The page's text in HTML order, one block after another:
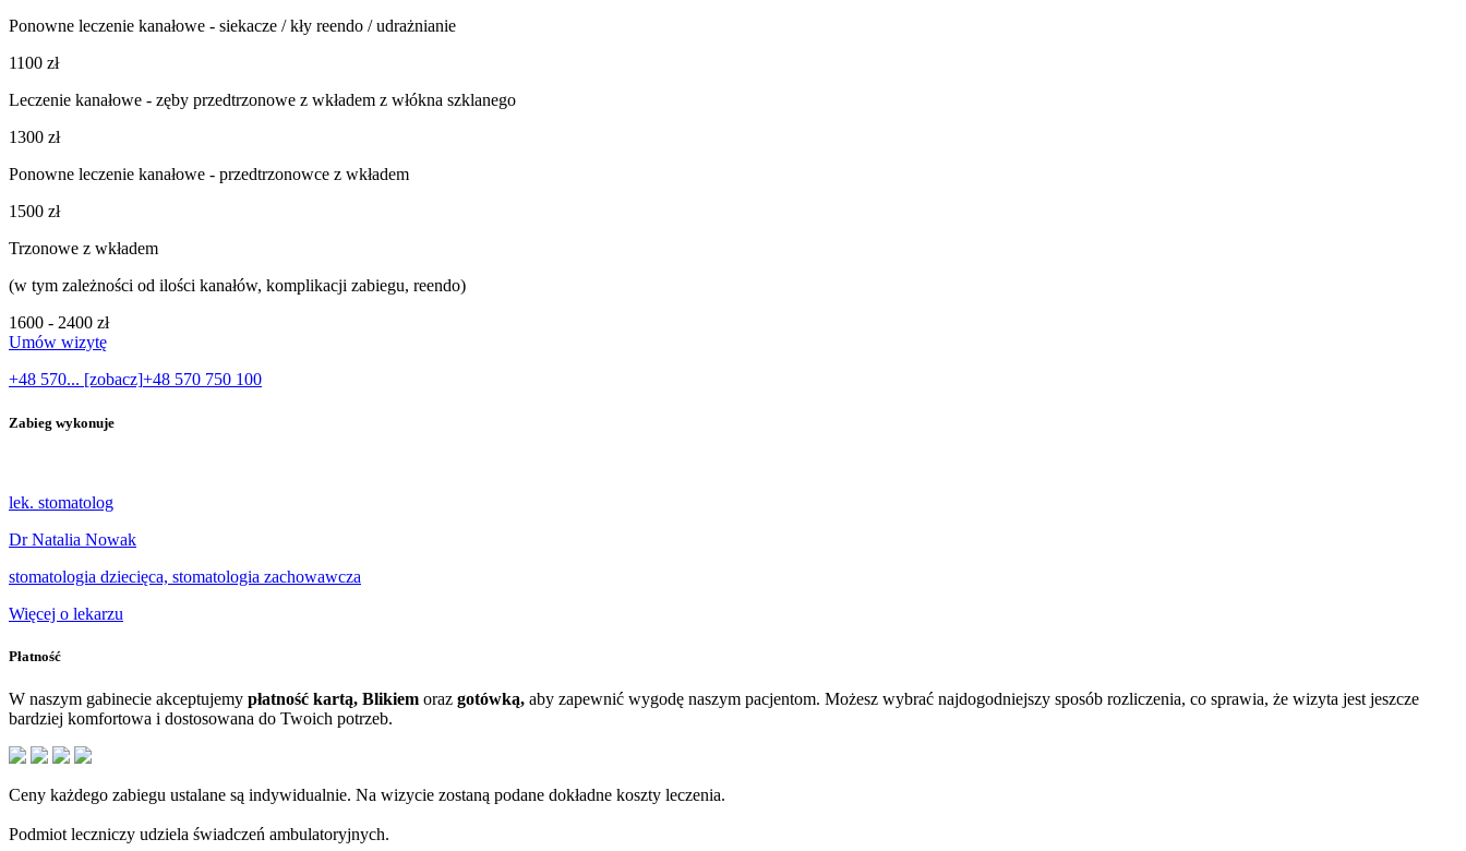
Ponowne leczenie kanałowe - siekacze / kły reendo / udrażnianie
1100 zł
Leczenie kanałowe - zęby przedtrzonowe z wkładem z włókna szklanego
1300 zł
Ponowne leczenie kanałowe - przedtrzonowce z wkładem
1500 zł
Trzonowe z wkładem
(w tym zależności od ilości kanałów, komplikacji zabiegu, reendo)
1600 - 2400 zł
Umów wizytę
+48 570... [zobacz]+48 570 750 100
Zabieg wykonuje
lek. stomatolog
Dr Natalia Nowak
stomatologia dziecięca, stomatologia zachowawcza
Więcej o lekarzu
Płatność
W naszym gabinecie akceptujemy płatność kartą, Blikiem oraz gotówką, aby zapewnić wygodę naszym pacjentom. Możesz wybrać najdogodniejszy sposób rozliczenia, co sprawia, że wizyta jest jeszcze
bardziej komfortowa i dostosowana do Twoich potrzeb.
Ceny każdego zabiegu ustalane są indywidualnie. Na wizycie zostaną podane dokładne koszty leczenia.
Podmiot leczniczy udziela świadczeń ambulatoryjnych.